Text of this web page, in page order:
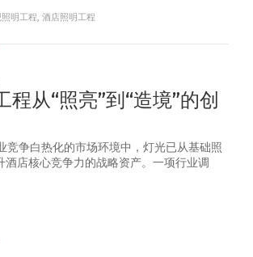
照明工程,酒店照明工程
程从“照亮”到“造境”的创
竞争白热化的市场环境中，灯光已从基础照
酒店核心竞争力的战略资产。一项行业调